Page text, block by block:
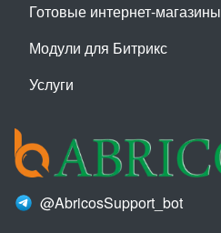
Готовые интернет-магазины
Модули для Битрикс
Услуги
@AbricosSupport_bot